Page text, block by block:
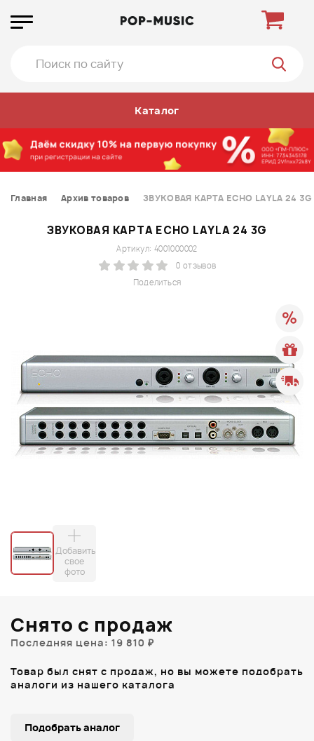
Каталог
Главная Архив товаров ЗВУКОВАЯ КАРТА ECHO LAYLA 24 3G
ЗВУКОВАЯ КАРТА ECHO LAYLA 24 3G
Поделиться
Артикул: 4001000002
0 отзывов
Добавить
свое
фото
Снято с продаж
Последняя цена: 19 810 ₽
Товар был снят с продаж, но вы можете подобрать
аналоги из нашего каталога
Подобрать аналог